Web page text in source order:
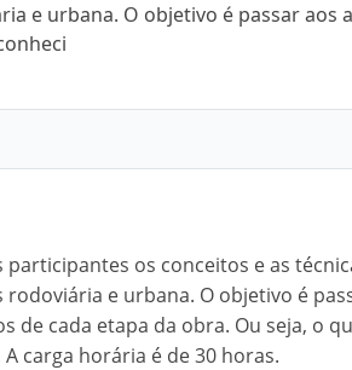
e urbana. O objetivo é passar aos
participantes os conceitos e as
e urbana. O objetivo é
cada etapa da obra. Ou seja, o
carga horária é de 30 horas.